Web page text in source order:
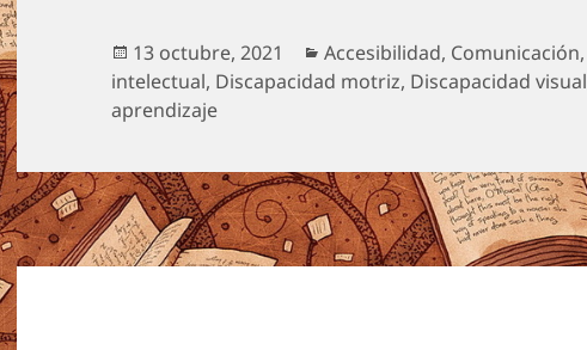
Publicado
el
13 octubre, 2021 Categorías
Accesibilidad, Comunicación,
intelectual, Discapacidad motriz, Discapacidad visual
aprendizaje